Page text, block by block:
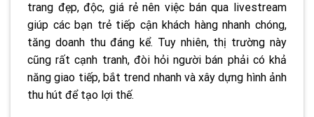
trang đẹp, độc, giá rẻ nên việc bán qua livestream
giúp các bạn trẻ tiếp cận khách hàng nhanh chóng,
tăng doanh thu đáng kể. Tuy nhiên, thị trường này
cũng rất cạnh tranh, đòi hỏi người bán phải có khả
năng giao tiếp, bắt trend nhanh và xây dựng hình ảnh
thu hút để tạo lợi thế.